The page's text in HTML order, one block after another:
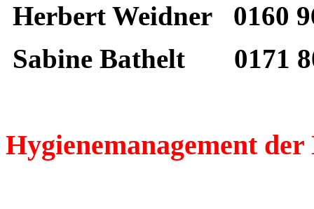
Herbert Weidner 0160
Sabine Bathelt 0171
Hygienemanagement